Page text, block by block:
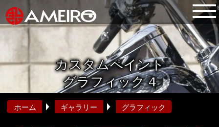
カスタムペイント
グラフィック 4
ホーム ギャラリー グラフィック